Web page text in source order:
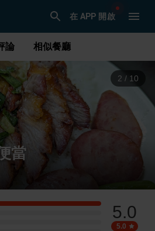
在 APP 開啟
論 相似餐廳
3 / 10
當
5.0
5.0